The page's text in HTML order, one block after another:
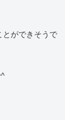
とができそうで